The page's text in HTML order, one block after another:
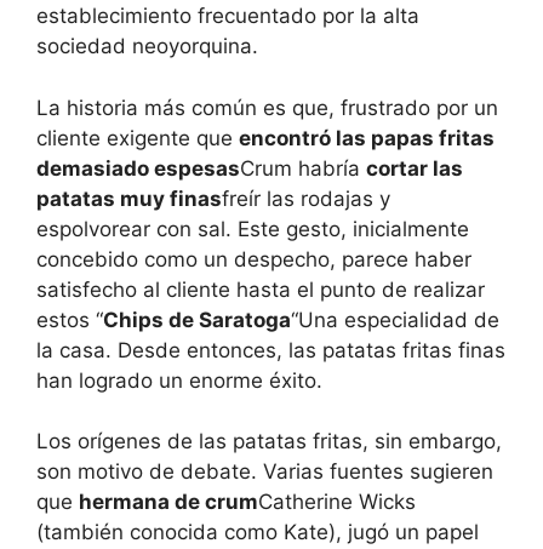
establecimiento frecuentado por la alta
sociedad neoyorquina.
La historia más común es que, frustrado por un
cliente exigente que encontró las papas fritas
demasiado espesasCrum habría cortar las
patatas muy finasfreír las rodajas y
espolvorear con sal. Este gesto, inicialmente
concebido como un despecho, parece haber
satisfecho al cliente hasta el punto de realizar
estos “Chips de Saratoga“Una especialidad de
la casa. Desde entonces, las patatas fritas finas
han logrado un enorme éxito.
Los orígenes de las patatas fritas, sin embargo,
son motivo de debate. Varias fuentes sugieren
que hermana de crumCatherine Wicks
(también conocida como Kate), jugó un papel